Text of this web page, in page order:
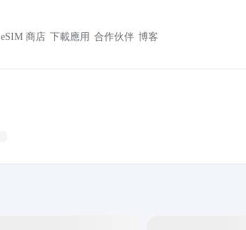
eSIM 商店 下載應用 合作伙伴 博客